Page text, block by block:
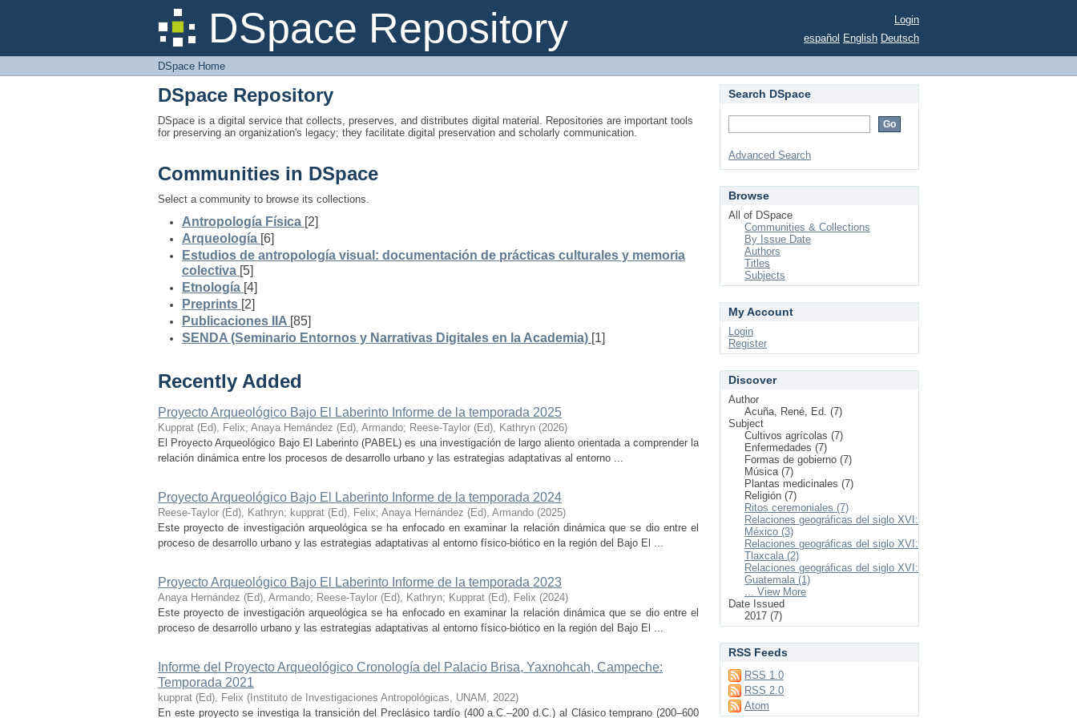
DSpace Repository
DSpace Home
Login
español English Deutsch
DSpace Home
DSpace Repository
DSpace is a digital service that collects, preserves, and distributes digital material. Repositories are important tools
for preserving an organization's legacy; they facilitate digital preservation and scholarly communication.
Communities in DSpace
Select a community to browse its collections.
Antropología Física [2]
Arqueología [6]
Estudios de antropología visual: documentación de prácticas culturales y memoria
colectiva [5]
Etnología [4]
Preprints [2]
Publicaciones IIA [85]
SENDA (Seminario Entornos y Narrativas Digitales en la Academia) [1]
Recently Added
Proyecto Arqueológico Bajo El Laberinto Informe de la temporada 2025
Kupprat (Ed), Felix; Anaya Hernández (Ed), Armando; Reese-Taylor (Ed), Kathryn (2026)
El Proyecto Arqueológico Bajo El Laberinto (PABEL) es una investigación de largo aliento orientada a comprender la
relación dinámica entre los procesos de desarrollo urbano y las estrategias adaptativas al entorno ...
Proyecto Arqueológico Bajo El Laberinto Informe de la temporada 2024
Reese-Taylor (Ed), Kathryn; kupprat (Ed), Felix; Anaya Hernández (Ed), Armando (2025)
Este proyecto de investigación arqueológica se ha enfocado en examinar la relación dinámica que se dio entre el
proceso de desarrollo urbano y las estrategias adaptativas al entorno físico-biótico en la región del Bajo El ...
Proyecto Arqueológico Bajo El Laberinto Informe de la temporada 2023
Anaya Hernández (Ed), Armando; Reese-Taylor (Ed), Kathryn; Kupprat (Ed), Felix (2024)
Este proyecto de investigación arqueológica se ha enfocado en examinar la relación dinámica que se dio entre el
proceso de desarrollo urbano y las estrategias adaptativas al entorno físico-biótico en la región del Bajo El ...
Informe del Proyecto Arqueológico Cronología del Palacio Brisa, Yaxnohcah, Campeche:
Temporada 2021
kupprat (Ed), Felix ( Instituto de Investigaciones Antropológicas, UNAM , 2022)
En este proyecto se investiga la transición del Preclásico tardío (400 a.C.–200 d.C.) al Clásico temprano (200–600
Search DSpace
Advanced Search
Browse
All of DSpace
Communities & Collections
By Issue Date
Authors
Titles
Subjects
My Account
Login
Register
Discover
Author
Acuña, René, Ed. (7)
Subject
Cultivos agrícolas (7)
Enfermedades (7)
Formas de gobierno (7)
Música (7)
Plantas medicinales (7)
Religión (7)
Ritos ceremoniales (7)
Relaciones geográficas del siglo XVI:
México (3)
Relaciones geográficas del siglo XVI:
Tlaxcala (2)
Relaciones geográficas del siglo XVI:
Guatemala (1)
... View More
Date Issued
2017 (7)
RSS Feeds
RSS 1.0
RSS 2.0
Atom